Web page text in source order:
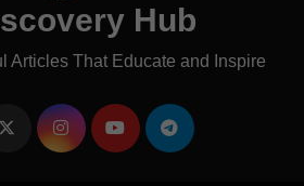
Hub
Articles That Educate and Inspire